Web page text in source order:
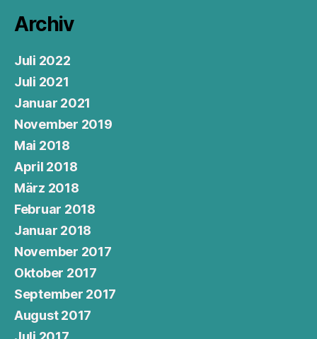
Archiv
Juli 2022
Juli 2021
Januar 2021
November 2019
Mai 2018
April 2018
März 2018
Februar 2018
Januar 2018
November 2017
Oktober 2017
September 2017
August 2017